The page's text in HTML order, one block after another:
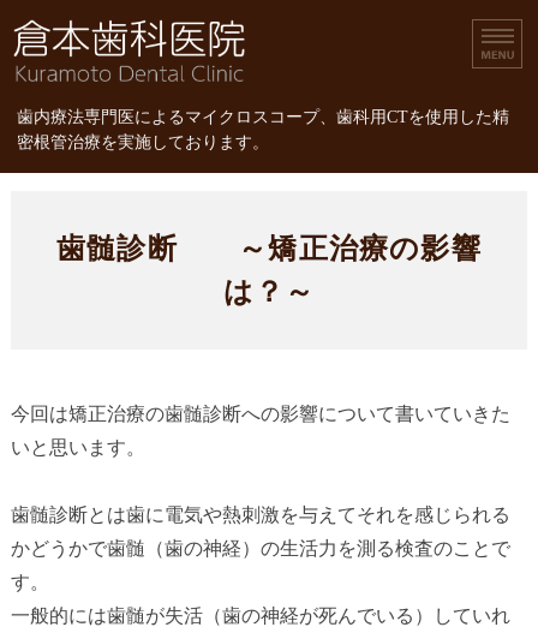
倉本歯科医院｜歯内療
歯内療法専門医によるマイクロスコープ、歯科用CTを使用した精
密根管治療を実施しております。
診療内容
精密根管治療の治療費
歯髄診断 ～矯正治療の影響
は？～
今回は矯正治療の歯髄診断への影響について書いていきた
いと思います。
歯髄診断とは歯に電気や熱刺激を与えてそれを感じられる
かどうかで歯髄（歯の神経）の生活力を測る検査のことで
す。
一般的には歯髄が失活（歯の神経が死んでいる）していれ